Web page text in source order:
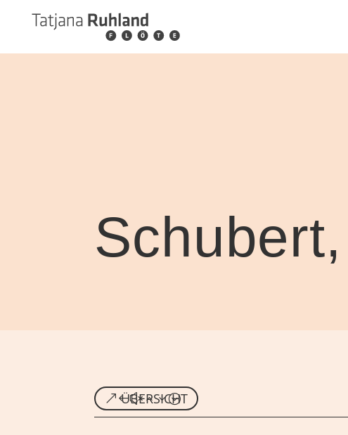
ÜBERSICHT